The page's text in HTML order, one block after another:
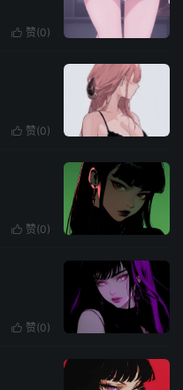
 赞(0)
 赞(0)
 赞(0)
 赞(0)